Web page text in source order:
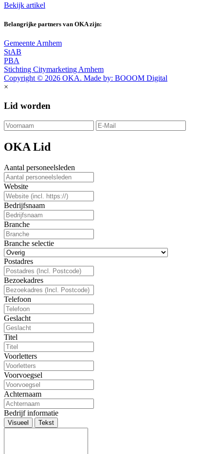
Bekijk artikel
Belangrijke partners van OKA zijn:
Gemeente Arnhem
StAB
PBA
Stichting Citymarketing Arnhem
Copyright © 2026 OKA. Made by: BOOOM Digital
×
Lid worden
OKA Lid
Aantal personeelsleden
Website
Bedrijfsnaam
Branche
Branche selectie
Postadres
Bezoekadres
Telefoon
Geslacht
Titel
Voorletters
Voorvoegsel
Achternaam
Bedrijf informatie
Visueel Tekst